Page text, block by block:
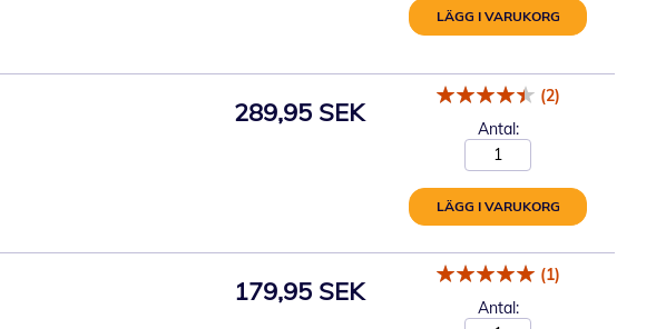
LÄGG I VARUKORG
289,95 SEK
(2)
Antal:
LÄGG I VARUKORG
179,95 SEK
(1)
Antal: